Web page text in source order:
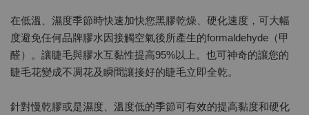
在低溫、濕度季節時快速加快您黑膠乾燥、硬化速度，可大幅
度避免任何品牌膠水因接觸空氣後所產生的formaldehyde（甲
醛）。讓睫毛與膠水互黏性提高95%以上。也可神奇的讓您的
睫毛花變成不凋花及瞬間讓接好的睫毛立即全乾。
針對慢乾膠或是濕度、溫度低的季節可有效的提高黏度和硬化